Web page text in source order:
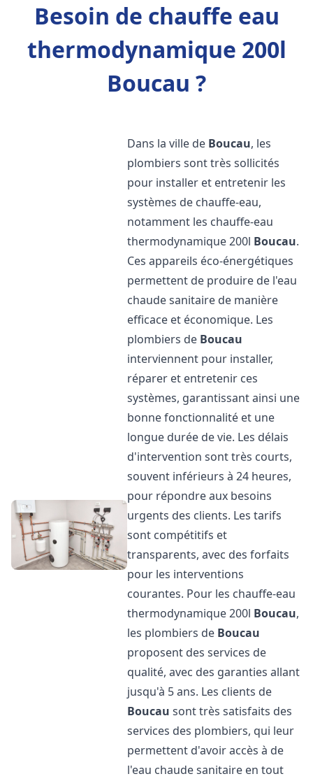
Besoin de chauffe eau
thermodynamique 200l
Boucau ?
Dans la ville de Boucau, les
plombiers sont très sollicités
pour installer et entretenir les
systèmes de chauffe-eau,
notamment les chauffe-eau
thermodynamique 200l Boucau.
Ces appareils éco-énergétiques
permettent de produire de l'eau
chaude sanitaire de manière
efficace et économique. Les
plombiers de Boucau
interviennent pour installer,
réparer et entretenir ces
systèmes, garantissant ainsi une
bonne fonctionnalité et une
longue durée de vie. Les délais
d'intervention sont très courts,
souvent inférieurs à 24 heures,
pour répondre aux besoins
urgents des clients. Les tarifs
sont compétitifs et
transparents, avec des forfaits
pour les interventions
courantes. Pour les chauffe-eau
thermodynamique 200l Boucau,
les plombiers de Boucau
proposent des services de
qualité, avec des garanties allant
jusqu'à 5 ans. Les clients de
Boucau sont très satisfaits des
services des plombiers, qui leur
permettent d'avoir accès à de
l'eau chaude sanitaire en tout